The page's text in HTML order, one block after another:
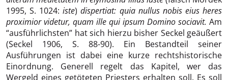
1995, S. 1024: iste) dispertiat: quia nullus nobis eius heres
proximior videtur, quam ille qui ipsum Domino sociavit. Am
“ausführlichsten” hat sich hierzu bisher Seckel geäußert
(Seckel 1906, S. 88-90). Ein Bestandteil seiner
Ausführungen ist dabei eine kurze rechtshistorische
Einordnung. Generell regelt das Kapitel, wer das
Wergeld eines getöteten Priesters erhalten soll. Es soll